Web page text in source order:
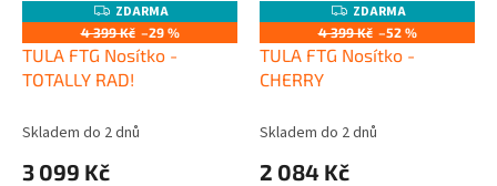
Z
D
A
R
M
A
ZDARMA
4 399 Kč –29 %
TULA FTG Nosítko -
TOTALLY RAD!
Skladem do 2 dnů
3 099 Kč
Z
D
A
R
ZDARMA
4 399 Kč –52 %
TULA FTG Nosítko -
CHERRY
Skladem do 2 dnů
2 084 Kč